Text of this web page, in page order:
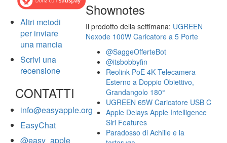
Altri metodi
per inviare
una mancia
Scrivi una
recensione
CONTATTI
info@easyapple.org
EasyChat
@easy_apple
Shownotes
Il prodotto della settimana: UGREEN
Nexode 100W Caricatore a 5 Porte
@SaggeOfferteBot
@itsbobbyfin
Reolink PoE 4K Telecamera
Esterno a Doppio Obiettivo,
Grandangolo 180°
UGREEN 65W Caricatore USB C
Apple Delays Apple Intelligence
Siri Features
Paradosso di Achille e la